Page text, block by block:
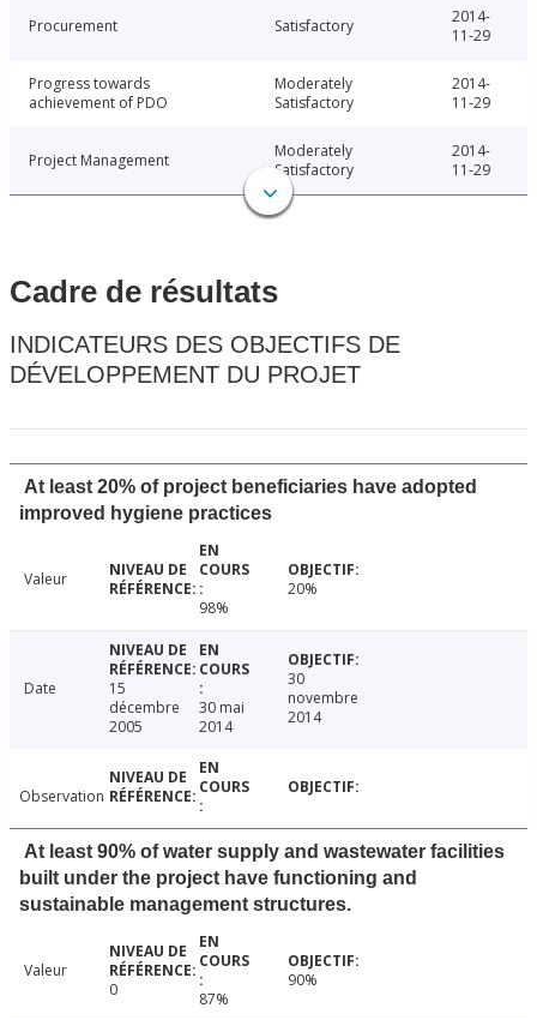
Procurement Satisfactory
2014-
11-29
Progress towards
achievement of PDO
Moderately
Satisfactory
2014-
11-29
Project Management
Moderately
Satisfactory
2014-
11-29
Cadre de résultats
INDICATEURS DES OBJECTIFS DE
DÉVELOPPEMENT DU PROJET
At least 20% of project beneficiaries have adopted
improved hygiene practices
Valeur
98%
20%
Date
15
décembre
2005
30 mai
2014
30
novembre
2014
Observation
At least 90% of water supply and wastewater facilities
built under the project have functioning and
sustainable management structures.
Valeur
0
87%
90%